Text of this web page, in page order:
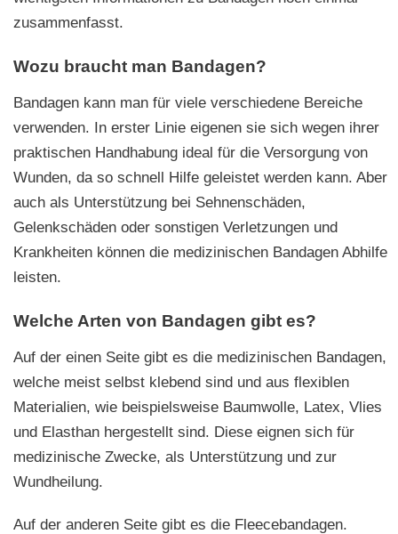
zusammenfasst.
Wozu braucht man Bandagen?
Bandagen kann man für viele verschiedene Bereiche
verwenden. In erster Linie eigenen sie sich wegen ihrer
praktischen Handhabung ideal für die Versorgung von
Wunden, da so schnell Hilfe geleistet werden kann. Aber
auch als Unterstützung bei Sehnenschäden,
Gelenkschäden oder sonstigen Verletzungen und
Krankheiten können die medizinischen Bandagen Abhilfe
leisten.
Welche Arten von Bandagen gibt es?
Auf der einen Seite gibt es die medizinischen Bandagen,
welche meist selbst klebend sind und aus flexiblen
Materialien, wie beispielsweise Baumwolle, Latex, Vlies
und Elasthan hergestellt sind. Diese eignen sich für
medizinische Zwecke, als Unterstützung und zur
Wundheilung.
Auf der anderen Seite gibt es die Fleecebandagen.